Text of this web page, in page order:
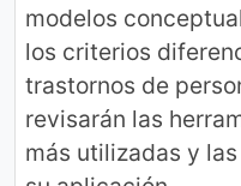
modelos
los criterios
trastornos de
revisarán las
más utilizadas y